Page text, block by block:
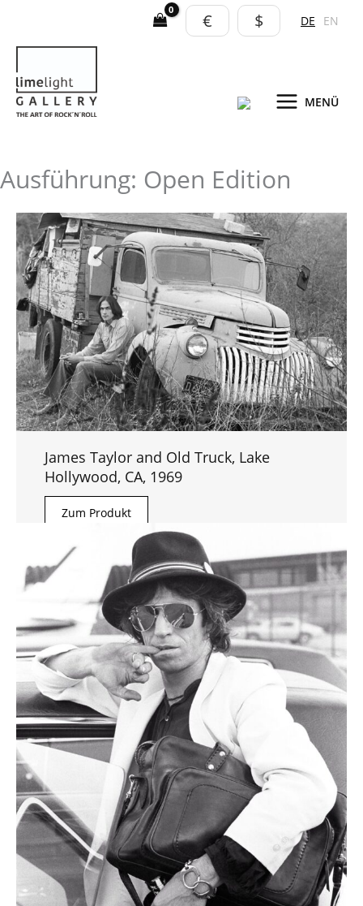
springen
€ $ DE EN
MENÜ
Ausführung: Open Edition
James Taylor and Old Truck, Lake
Hollywood, CA, 1969
Zum Produkt